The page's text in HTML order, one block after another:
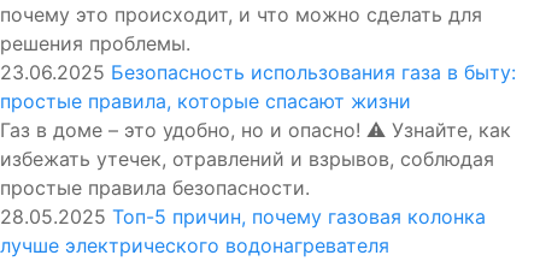
почему это происходит, и что можно сделать для
решения проблемы.
23.06.2025 Безопасность использования газа в быту:
простые правила, которые спасают жизни
Газ в доме – это удобно, но и опасно! ⚠️ Узнайте, как
избежать утечек, отравлений и взрывов, соблюдая
простые правила безопасности.
28.05.2025 Топ-5 причин, почему газовая колонка
лучше электрического водонагревателя